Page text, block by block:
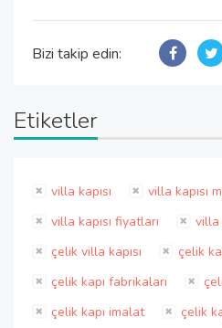
Bizi takip edin:
Etiketler
villa kapısı
villa kapısı
villa kapısı fiyatları
villa
çelik villa kapısı
çelik
çelik kapı fabrikaları
çelik kapı imalat
çelik